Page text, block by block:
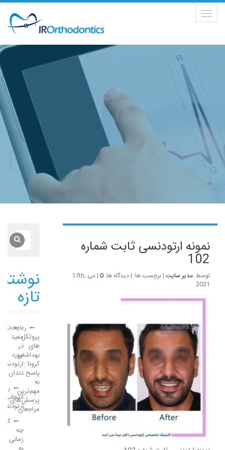
Toggle
navigation
نمونه ارتودنسی ثابت شماره
102
توسط: مدیر سایت | برچسب ها: | دیدگاه ها: 0
| می 17th,
2021
تازه
رعایت
پروتکل
های
بهداشتی
کرونا :
پاسخ
به
مهم‌ترین
پرسش‌های
مراجعان
مفید
در
مورد
دندان
انتخاب
چه
زمانی